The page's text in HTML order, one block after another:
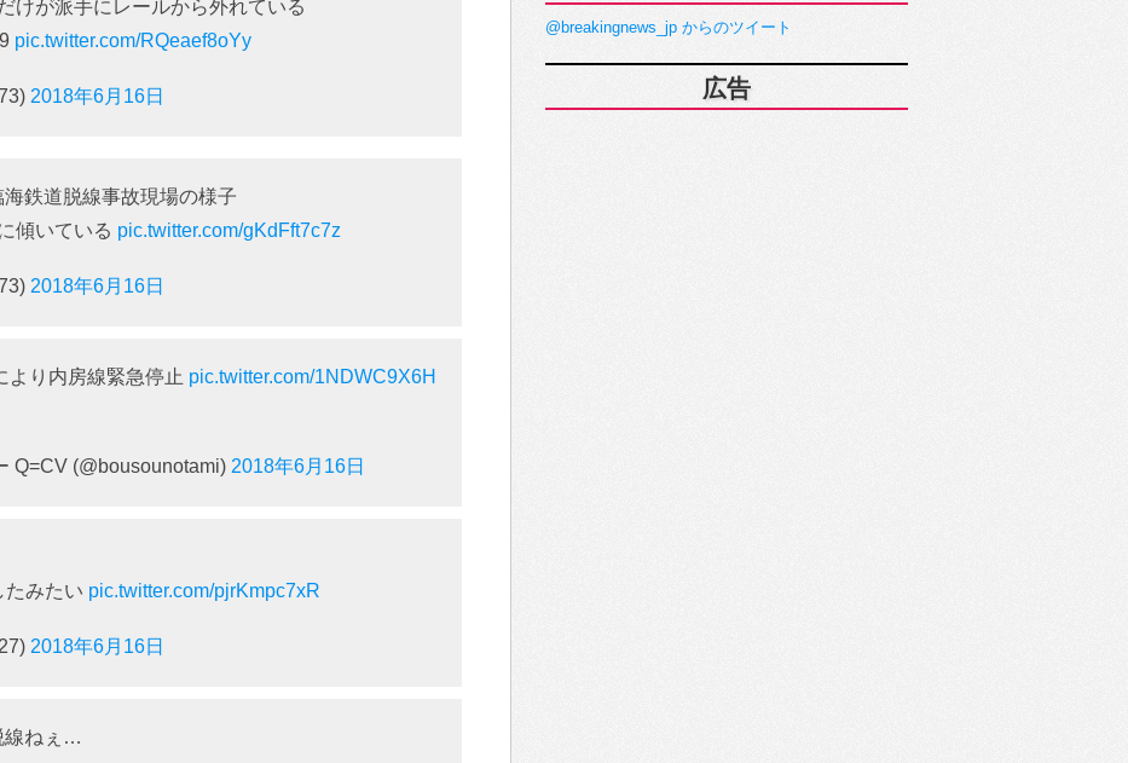
けが派手にレールから外れている
pic.twitter.com/RQeaef8oYy
2018年6月16日
鉄道脱線事故現場の様子
傾いている pic.twitter.com/gKdFft7c7z
2018年6月16日
より内房線緊急停止 pic.twitter.com/1NDWC9X6H
Q=CV (@bousounotami) 2018年6月16日
たみたい pic.twitter.com/pjrKmpc7xR
2018年6月16日
線ねぇ…
@breakingnews_jp からのツイート
広告